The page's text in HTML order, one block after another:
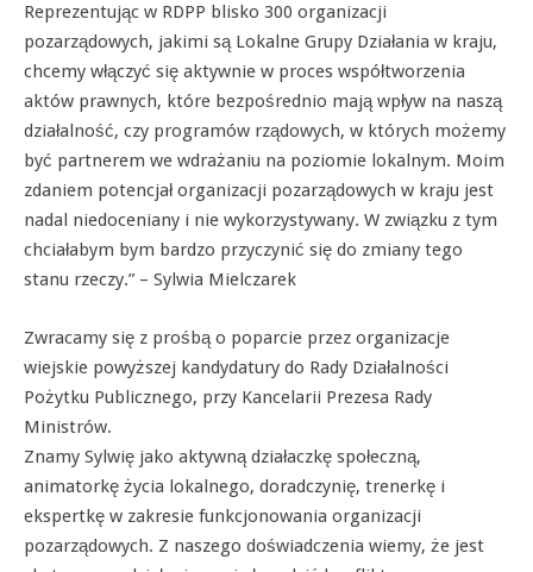
Reprezentując w RDPP blisko 300 organizacji
pozarządowych, jakimi są Lokalne Grupy Działania w kraju,
chcemy włączyć się aktywnie w proces współtworzenia
aktów prawnych, które bezpośrednio mają wpływ na naszą
działalność, czy programów rządowych, w których możemy
być partnerem we wdrażaniu na poziomie lokalnym. Moim
zdaniem potencjał organizacji pozarządowych w kraju jest
nadal niedoceniany i nie wykorzystywany. W związku z tym
chciałabym bym bardzo przyczynić się do zmiany tego
stanu rzeczy.” – Sylwia Mielczarek
Zwracamy się z prośbą o poparcie przez organizacje
wiejskie powyższej kandydatury do Rady Działalności
Pożytku Publicznego, przy Kancelarii Prezesa Rady
Ministrów.
Znamy Sylwię jako aktywną działaczkę społeczną,
animatorkę życia lokalnego, doradczynię, trenerkę i
ekspertkę w zakresie funkcjonowania organizacji
pozarządowych. Z naszego doświadczenia wiemy, że jest